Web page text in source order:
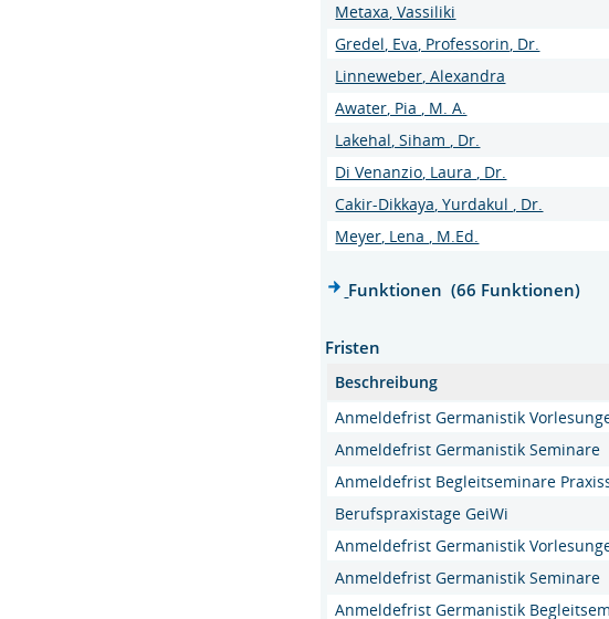
Metaxa, Vassiliki
Gredel, Eva, Professorin, Dr.
Linneweber, Alexandra
Awater, Pia , M. A.
Lakehal, Siham , Dr.
Di Venanzio, Laura , Dr.
Cakir-Dikkaya, Yurdakul , Dr.
Meyer, Lena , M.Ed.
Funktionen (66 Funktionen)
Fristen
Beschreibung
Anmeldefrist Germanistik
Anmeldefrist Germanistik Seminare
Anmeldefrist Begleitseminare
Berufspraxistage GeiWi
Anmeldefrist Germanistik
Anmeldefrist Germanistik Seminare
Anmeldefrist Germanistik